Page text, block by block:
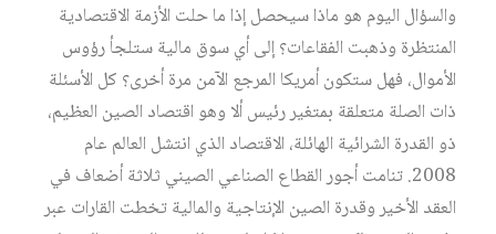
والسؤال اليوم هو ماذا سيحصل إذا ما حلت الأزمة الاقتصادية
المنتظرة وذهبت الفقاعات؟ إلى أي سوق مالية ستلجأ رؤوس
الأموال، فهل ستكون أمريكا المرجع الآمن مرة أخرى؟ كل الأسئلة
ذات الصلة متعلقة بمتغير رئيس ألا وهو اقتصاد الصين العظيم،
ذو القدرة الشرائية الهائلة، الاقتصاد الذي انتشل العالم عام
2008. تنامت أجور القطاع الصناعي الصيني ثلاثة أضعاف في
العقد الأخير وقدرة الصين الإنتاجية والمالية تخطت القارات عبر